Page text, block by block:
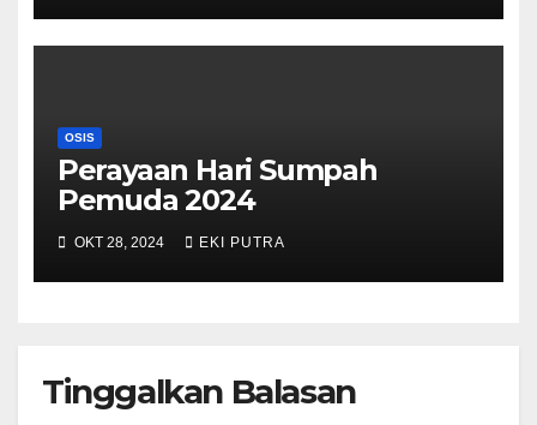
OSIS
Perayaan Hari Sumpah
Pemuda 2024
OKT 28, 2024 EKI PUTRA
Tinggalkan Balasan